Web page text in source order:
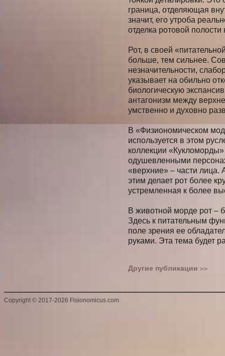
граница, отделяющая
значит, его утроба
отделка ротовой
Рот, в своей
больше, тем сильнее.
незначительности,
указывает на обильно
биологическую
антагонизм между
умственно и духовно
В «Физиономическом
используется в этом
коллекции
одушевленными
«верхние» – части
этим делает рот более
устремленная к более
В животной морде рот –
Здесь к питательным
поле зрения ее
руками. Эта тема будет
Другие публикации
Copyright © 2017-2026 Fisionomicus.com